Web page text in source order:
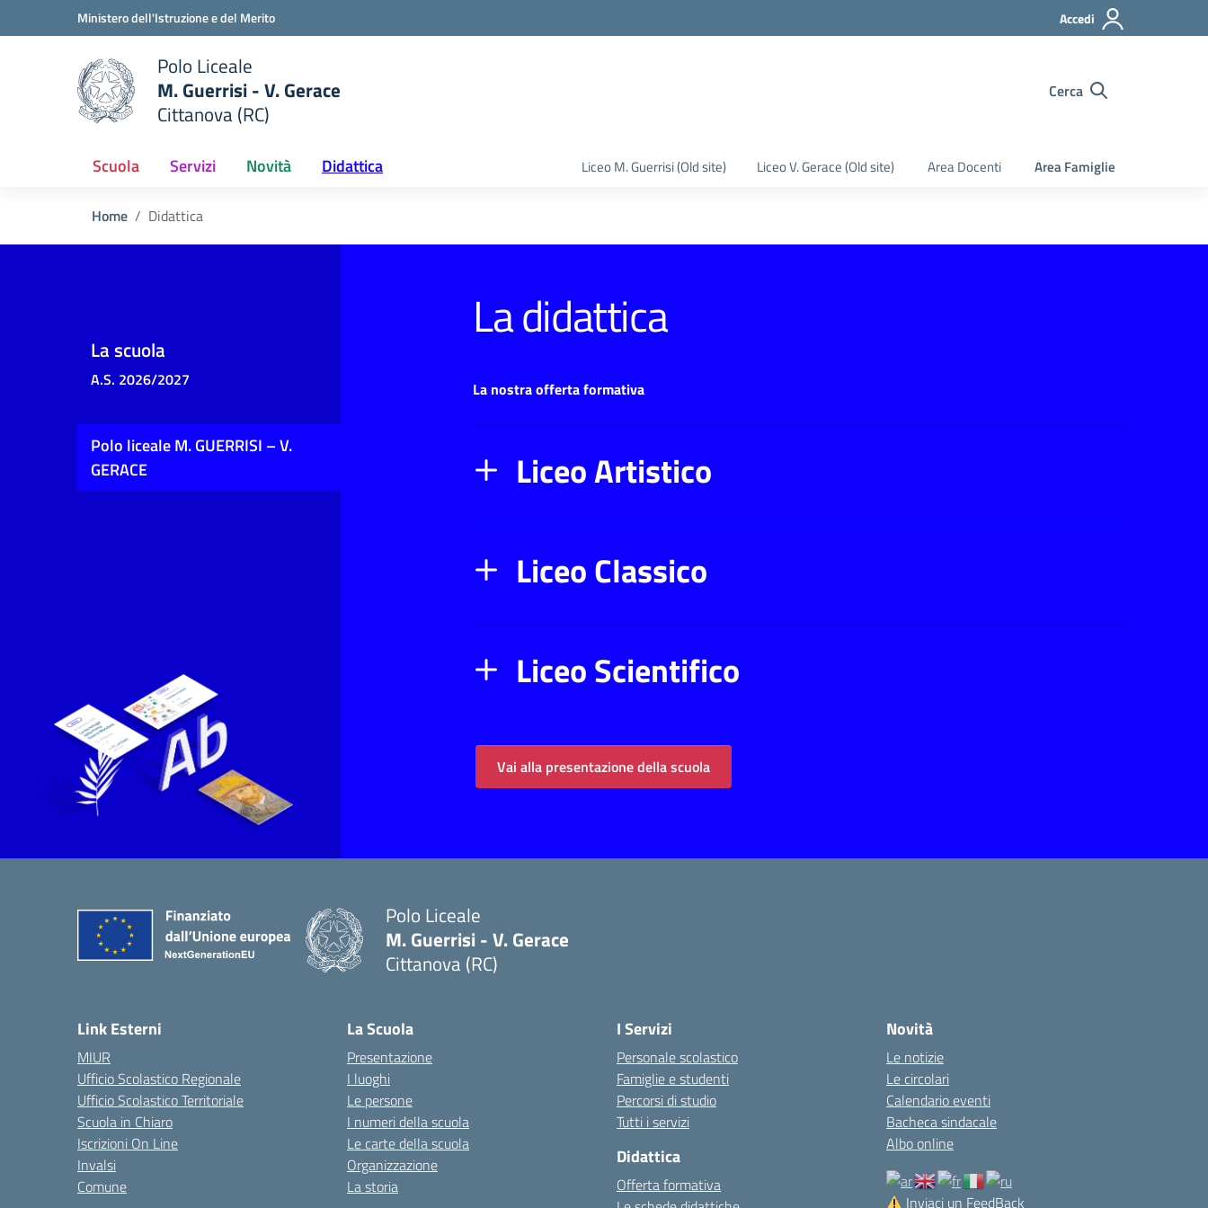
Vai ai contenuti
Vai al menu di navigazioneMinistero dell'Istruzione e del Merito Accedi
scuola
Polo Liceale
M. Guerrisi - V. Gerace
Cittanova (RC)
Cerca
Scuola Servizi Novità Didattica Liceo M. Guerrisi (Old site) Liceo V. Gerace (Old site) Area Docenti Area Famiglie
Home Didattica
La didattica
La nostra offerta formativa
La scuola
A.S. 2026/2027
Polo liceale M. GUERRISI – V.
GERACE
Liceo Artistico
Liceo Classico
Liceo Scientifico
Vai alla presentazione della scuola
Polo Liceale
M. Guerrisi - V. Gerace
Cittanova (RC)
Link Esterni
MIUR
Ufficio Scolastico Regionale
Ufficio Scolastico Territoriale
Scuola in Chiaro
Iscrizioni On Line
Invalsi
Comune
La Scuola
Presentazione
I luoghi
Le persone
I numeri della scuola
Le carte della scuola
Organizzazione
La storia
I Servizi
Personale scolastico
Famiglie e studenti
Percorsi di studio
Tutti i servizi
Didattica
Offerta formativa
Novità
Le notizie
Le circolari
Calendario eventi
Bacheca sindacale
Albo online
Inviaci un FeedBack